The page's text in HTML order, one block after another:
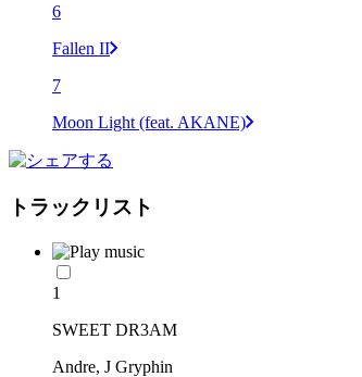
6
Fallen II
7
Moon Light (feat. AKANE)
トラックリスト
1
SWEET DR3AM
Andre, J Gryphin